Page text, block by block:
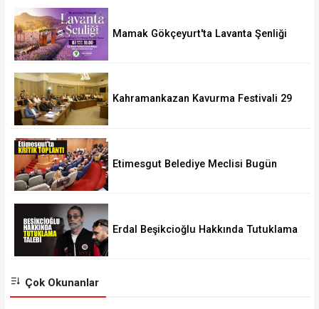
Mamak Gökçeyurt'ta Lavanta Şenliği
Kahramankazan Kavurma Festivali 29
Etimesgut Belediye Meclisi Bugün
Erdal Beşikcioğlu Hakkında Tutuklama
Çok Okunanlar